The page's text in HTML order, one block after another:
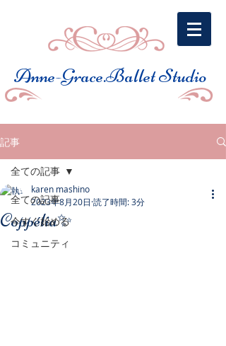
​Anne-Grace.Ballet Studio
記事
全ての記事
今すぐ始める
コミュニティ
全ての記事
Coppélia✨
karen mashino
2023年8月20日 読了時間: 3分